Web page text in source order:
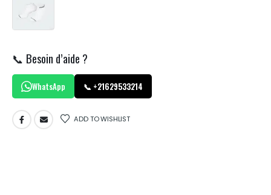
📞 Besoin d’aide ?
WhatsApp 📞 +21629533214
ADD TO WISHLIST